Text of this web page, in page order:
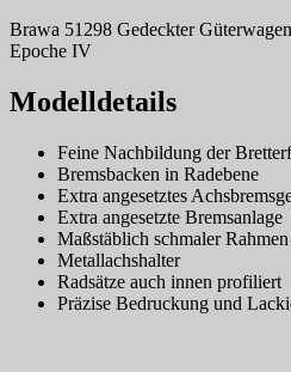
Brawa 51298 Gedeckter
Epoche IV
Modelldetails
Feine Nachbildung der
Bremsbacken in Radebene
Extra angesetztes
Extra angesetzte Bremsanlage
Maßstäblich schmaler Rahmen
Metallachshalter
Radsätze auch innen profiliert
Präzise Bedruckung und